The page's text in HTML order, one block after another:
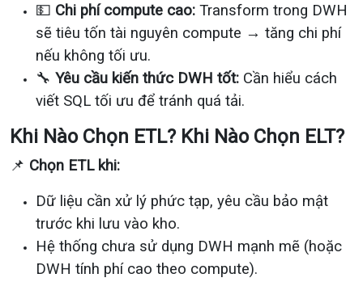
💵 Chi phí compute cao: Transform trong DWH
sẽ tiêu tốn tài nguyên compute → tăng chi phí
nếu không tối ưu.
🔧 Yêu cầu kiến thức DWH tốt: Cần hiểu cách
viết SQL tối ưu để tránh quá tải.
Khi Nào Chọn ETL? Khi Nào Chọn ELT?
📌 Chọn ETL khi:
Dữ liệu cần xử lý phức tạp, yêu cầu bảo mật
trước khi lưu vào kho.
Hệ thống chưa sử dụng DWH mạnh mẽ (hoặc
DWH tính phí cao theo compute).